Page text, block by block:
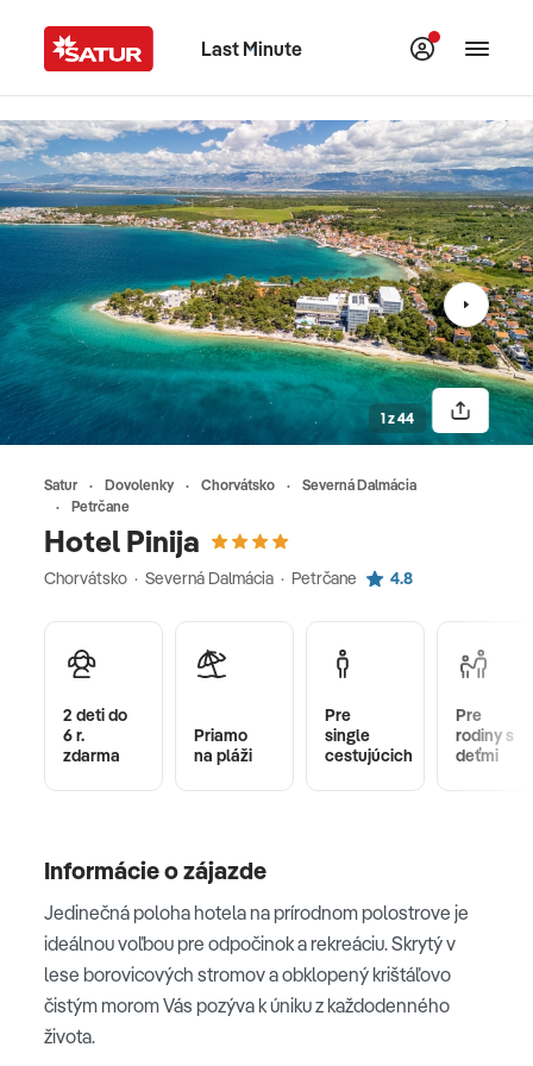
Last Minute
Satur Dovolenky Chorvátsko
Severná Dalmácia
Petrčane
Hotel Pinija
Chorvátsko · Severná Dalmácia · Petrčane 4.8
1 z 44
2 deti do
6 r.
zdarma
Priamo
na pláži
Pre
single
cestujúcich
Pre
rodiny s
deťmi
Informácie o zájazde
Jedinečná poloha hotela na prírodnom polostrove je
ideálnou voľbou pre odpočinok a rekreáciu. Skrytý v
lese borovicových stromov a obklopený krištáľovo
čistým morom Vás pozýva k úniku z každodenného
života.